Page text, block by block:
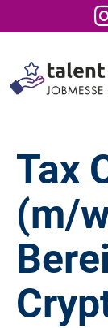
Tax
(m/